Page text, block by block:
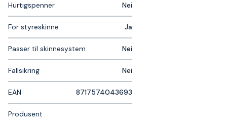
Hurtigspenner Nei
For styreskinne Ja
Passer til skinnesystem Nei
Fallsikring Nei
EAN 8717574043693
Produsent